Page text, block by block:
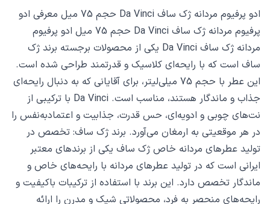
ادو پرفیوم مردانه ژک‌ ساف Da Vinci حجم 75 میل معرفی ادو
پرفیوم مردانه ژک‌ ساف Da Vinci حجم 75 میل ادو پرفیوم
مردانه ژک‌ ساف Da Vinci یکی از محصولات برجسته برند ژک‌
ساف است که با رایحه‌ای کلاسیک و قدرتمند طراحی شده است.
این عطر با حجم 75 میلی‌لیتر، برای آقایانی که به دنبال رایحه‌ای
جذاب و ماندگار هستند، مناسب است. Da Vinci با ترکیبی از
نت‌های چوبی و ادویه‌ای، حس قدرت، جذابیت و اعتمادبه‌نفس را
در هر موقعیتی به ارمغان می‌آورد. برند ژک‌ ساف: تخصص در
تولید عطرهای مردانه خاص ژک‌ ساف یکی از برندهای معتبر
ایرانی است که در تولید عطرهای مردانه با رایحه‌های خاص و
ماندگار تخصص دارد. این برند با استفاده از ترکیبات باکیفیت و
رایحه‌های منحصر به فرد، محصولاتی شیک و مدرن را ارائه